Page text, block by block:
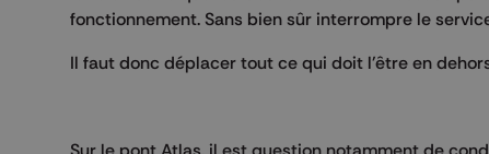
fonctionnement. Sans bien sûr interrompre le
Il faut donc déplacer tout ce qui doit l'être en